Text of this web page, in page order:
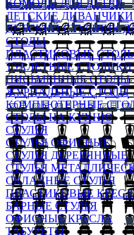
КОМОДЫ ДЛЯ ДЕТЕЙ
ДЕТСКИЕ ДИВАНЧИКИ
ДЕТСКИЙ СТУЛЬЧИК
СТОЛЫ
ПЛАСТИКОВЫЕ
ТУАЛЕТНЫЕ СТОЛИКИ
ПИСЬМЕННЫЕ СТОЛЫ
ЖУРНАЛЬНЫЕ СТОЛЫ
КОМПЬЮТЕРНЫЕ
СТОЛЫ НА КУХНЮ
СТУЛЬЯ
СТУЛЬЯ ОФИСНЫЕ
СТУЛЬЯ ДЕРЕВЯННЫЕ
СТУЛЬЯ
СКЛАДНЫЕ СТУЛЬЯ
ПЛАСТИКОВЫЕ
БАРНЫЕ СТУЛЬЯ
ОФИСНЫЕ КРЕСЛА
ТАБУРЕТЫ